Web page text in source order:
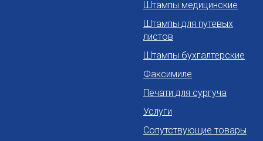
Штампы медицинские
Штампы для путевых
листов
Штампы бухгалтерские
Факсимиле
Печати для сургуча
Услуги
Сопутствующие товары